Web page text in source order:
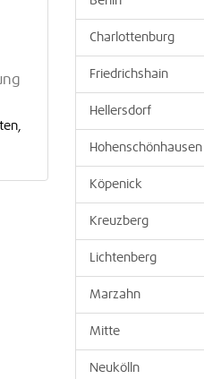
Charlottenburg
Friedrichshain
Hellersdorf
Hohenschönhausen
Köpenick
Kreuzberg
Lichtenberg
Marzahn
Mitte
Neukölln